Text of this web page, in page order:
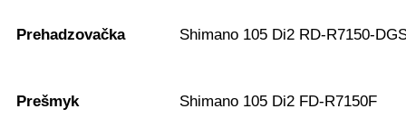
Prehadzovačka Shimano 105 Di2 RD-R7150-
Prešmyk Shimano 105 Di2 FD-R7150F